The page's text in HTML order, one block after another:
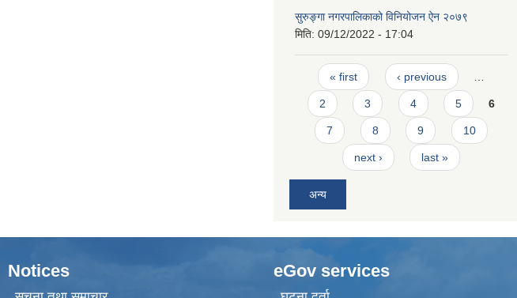
सुरुङ्गा नगरपालिकाको विनियोजन ऐन २०७९
मिति: 09/12/2022 - 17:04
Pages
« first ‹ previous …
2 3 4 5 6
7 8 9 10
next › last »
अन्य
Notices eGov services